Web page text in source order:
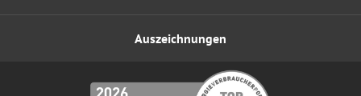
Auszeichnungen